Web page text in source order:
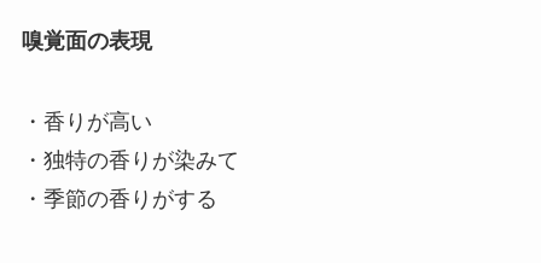
嗅覚面の表現
・香りが高い
・独特の香りが染みて
・季節の香りがする